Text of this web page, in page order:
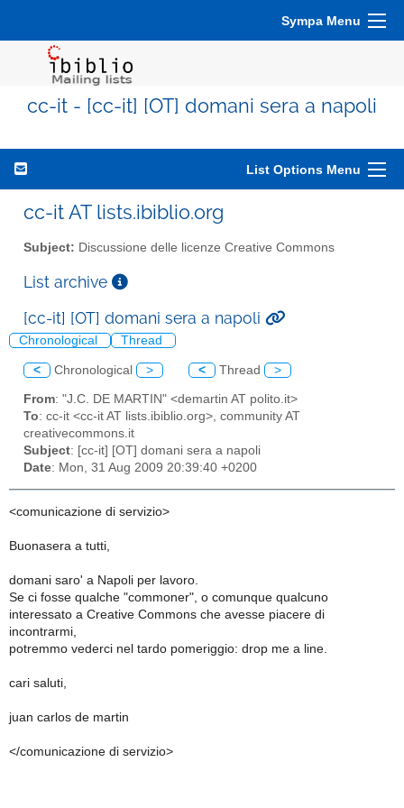
Sympa Menu
cc-it - [cc-it] [OT] domani sera a napoli
List Options Menu
cc-it AT lists.ibiblio.org
Subject: Discussione delle licenze Creative Commons
List archive
[cc-it] [OT] domani sera a napoli
Chronological Thread
< Chronological > < Thread >
From: "J.C. DE MARTIN" <demartin AT polito.it>
To: cc-it <cc-it AT lists.ibiblio.org>, community AT
creativecommons.it
Subject: [cc-it] [OT] domani sera a napoli
Date: Mon, 31 Aug 2009 20:39:40 +0200
<comunicazione di servizio>
Buonasera a tutti,
domani saro' a Napoli per lavoro.
Se ci fosse qualche "commoner", o comunque qualcuno
interessato a Creative Commons che avesse piacere di
incontrarmi,
potremmo vederci nel tardo pomeriggio: drop me a line.
cari saluti,
juan carlos de martin
</comunicazione di servizio>